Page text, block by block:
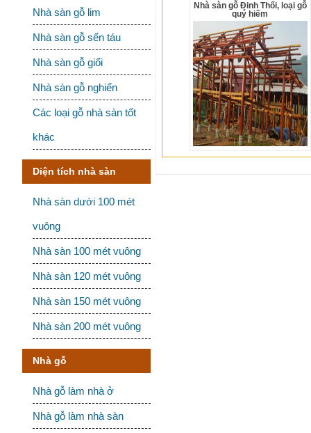
Nhà sàn gỗ lim
Nhà sàn gỗ sến táu
Nhà sàn gỗ giổi
Nhà sàn gỗ nghiến
Các loại gỗ nhà sàn tốt
khác
Diện tích nhà sàn
Nhà sàn dưới 100 mét
vuông
Nhà sàn 100 mét vuông
Nhà sàn 120 mét vuông
Nhà sàn 150 mét vuông
Nhà sàn 200 mét vuông
Nhà gỗ
Nhà gỗ làm nhà ở
Nhà gỗ làm nhà sàn
Nhà sàn gỗ Đinh Thối, loại gỗ
quý hiếm